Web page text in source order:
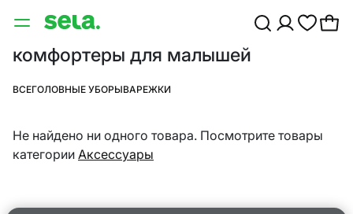
комфортеры для малышей
ВСЕГОЛОВНЫЕ УБОРЫВАРЕЖКИ
Не найдено ни одного товара. Посмотрите товары
категории Аксессуары